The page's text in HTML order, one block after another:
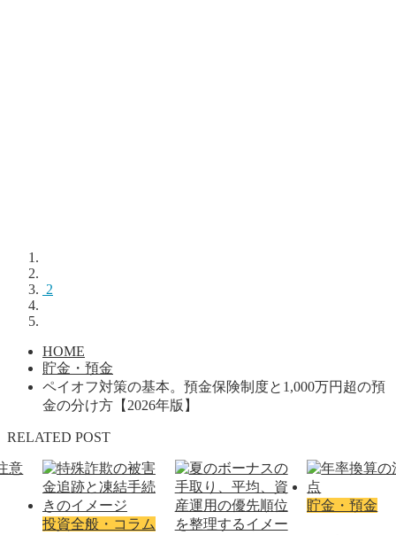
2
HOME
貯金・預金
ペイオフ対策の基本。預金保険制度と1,000万円超の預
金の分け方【2026年版】
RELATED POST
投資全般・コラム
貯金・預金